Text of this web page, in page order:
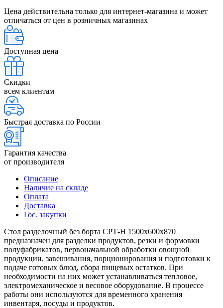
Цена действительна только для интернет-магазина и может
отличаться от цен в розничных магазинах
Доступная цена
Скидки
всем клиентам
Быстрая доставка по России
Гарантия качества
от производителя
Описание
Наличие на складе
Оплата
Доставка
Гос. закупки
Стол разделочный без борта СРТ-Н 1500х600х870
предназначен для разделки продуктов, резки и формовки
полуфабрикатов, первоначальной обработки овощной
продукции, завешивания, порционирования и подготовки к
подаче готовых блюд, сбора пищевых остатков. При
необходимости на них может устанавливаться тепловое,
электромеханическое и весовое оборудование. В процессе
работы они используются для временного хранения
инвентаря, посуды и продуктов.